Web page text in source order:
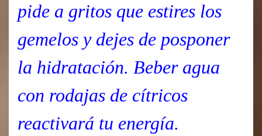
pide a gritos que estires los
gemelos y dejes de posponer
la hidratación. Beber agua
con rodajas de cítricos
reactivará tu energía.